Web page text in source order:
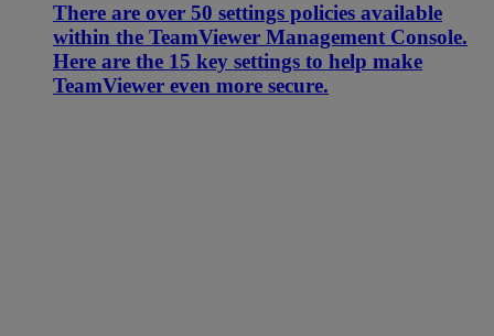
There are over 50 settings policies available
within the TeamViewer Management Console.
Here are the 15 key settings to help make
TeamViewer even more secure.